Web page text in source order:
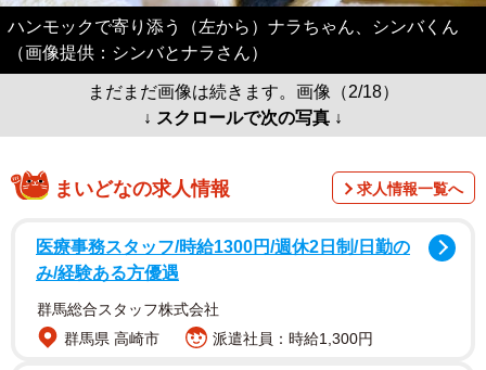
ハンモックで寄り添う（左から）ナラちゃん、シンバくん
（画像提供：シンバとナラさん）
まだまだ画像は続きます。画像（2/18）
↓ スクロールで次の写真 ↓
まいどなの求人情報 求人情報一覧へ
医療事務スタッフ/時給1300円/週休2日制/日勤の
み/経験ある方優遇
群馬総合スタッフ株式会社
群馬県 高崎市
派遣社員：時給1,300円